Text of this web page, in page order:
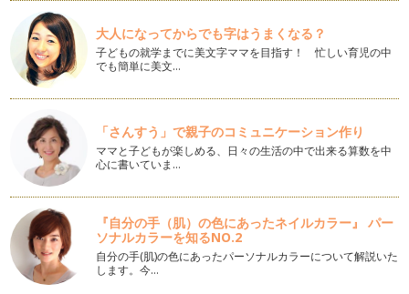
ていきた…
答案の上手な活用法～その①～
今年も早いもので、一年が半分過ぎました。そして、受験生に
とっては、天王山の夏休みが目の前！…
中学受験における算数の重要性
ここ数回、学力について大局的にお話ししてきました。 とい
うのも、中学受験というのは…
PISA その③科学的リテラシー
さて、PISAで問われる能力「読解力リテラシー」「数学的リ
テラシー」に引き続き、残るのは「…
PISA その②数学的リテラシー
前回はPISAの「読解リテラシー」の例題を掲載しました。 私
が初めてあの問題を見た…
大人になってからでも字はうまくなる？
子どもの就学までに美文字ママを目指す！ 忙しい育児の中
でも簡単に美文…
「さんすう」で親子のコミュニケーション作り
ママと子どもが楽しめる、日々の生活の中で出来る算数を中
心に書いていま…
『自分の手（肌）の色にあったネイルカラー』 パー
ソナルカラーを知るNO.2
自分の手(肌)の色にあったパーソナルカラーについて解説いた
します。今…